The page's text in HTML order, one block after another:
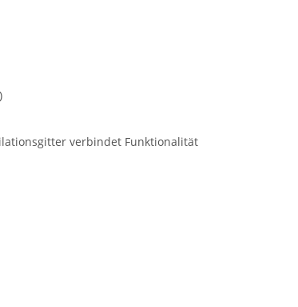
verbindet Funktionalität